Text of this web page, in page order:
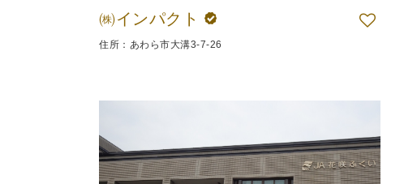
㈱インパクト
住所：あわら市大溝3-7-26